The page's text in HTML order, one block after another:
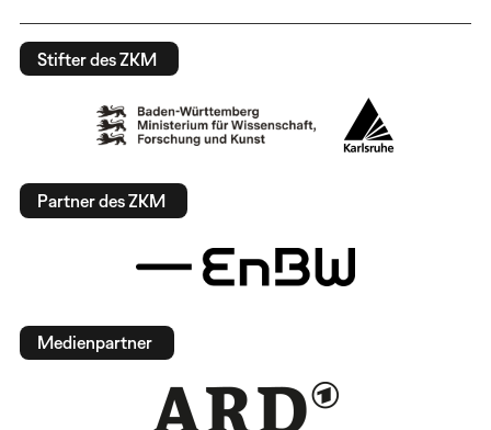
Stifter des ZKM
Partner des ZKM
Medienpartner